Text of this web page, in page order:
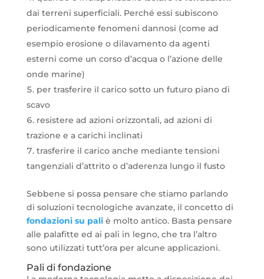
dai terreni superficiali. Perché essi subiscono
periodicamente fenomeni dannosi (come ad
esempio erosione o dilavamento da agenti
esterni come un corso d’acqua o l’azione delle
onde marine)
per trasferire il carico sotto un futuro piano di
scavo
resistere ad azioni orizzontali, ad azioni di
trazione e a carichi inclinati
trasferire il carico anche mediante tensioni
tangenziali d’attrito o d’aderenza lungo il fusto
Sebbene si possa pensare che stiamo parlando
di soluzioni tecnologiche avanzate, il concetto di
fondazioni su paliè molto antico. Basta pensare
alle palafitte ed ai pali in legno, che tra l’altro
sono utilizzati tutt’ora per alcune applicazioni.
Pali di fondazione